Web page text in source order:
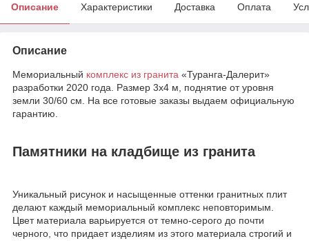
Описание Характеристики Доставка Оплата
Описание
Мемориальный комплекс из гранита «Туранга-Далерит»
разработки 2020 года. Размер 3х4 м, поднятие от уровня
земли 30/60 см. На все готовые заказы выдаем официальную
гарантию.
Памятники на кладбище из гранита
Уникальный рисунок и насыщенные оттенки гранитных плит
делают каждый мемориальный комплекс неповторимым.
Цвет материала варьируется от темно-серого до почти
черного, что придает изделиям из этого материала строгий и